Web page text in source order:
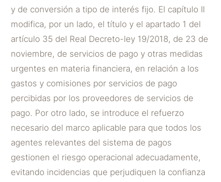
y de conversión a tipo de interés fijo. El capítulo II
modifica, por un lado, el título y el apartado 1 del
artículo 35 del Real Decreto-ley 19/2018, de 23 de
noviembre, de servicios de pago y otras medidas
urgentes en materia financiera, en relación a los
gastos y comisiones por servicios de pago
percibidas por los proveedores de servicios de
pago. Por otro lado, se introduce el refuerzo
necesario del marco aplicable para que todos los
agentes relevantes del sistema de pagos
gestionen el riesgo operacional adecuadamente,
evitando incidencias que perjudiquen la confianza